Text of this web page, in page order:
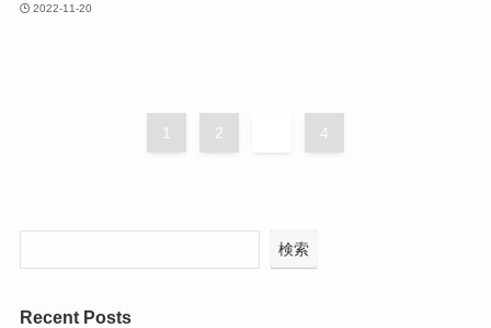
2022-11-20
1 2 4
検索
Recent Posts